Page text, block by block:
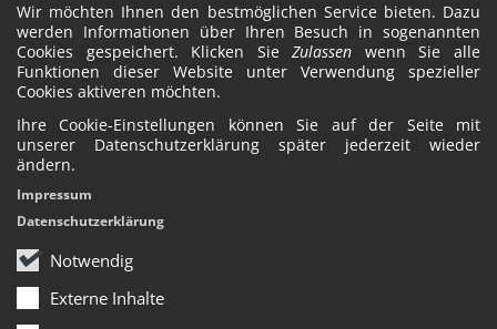
Wir möchten Ihnen den bestmöglichen Service bieten. Dazu
werden Informationen über Ihren Besuch in sogenannten
Cookies gespeichert. Klicken SieZulassen wenn Sie alle
Funktionen dieser Website unter Verwendung spezieller
Cookies aktiveren möchten.
Ihre Cookie-Einstellungen können Sie auf der Seite mit
unserer Datenschutzerklärung später jederzeit wieder
ändern.
Notwendig
Externe Inhalte
Impressum
Datenschutzerklärung